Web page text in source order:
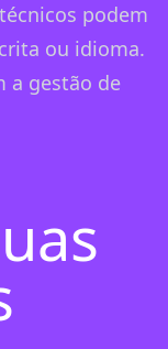
podem
ou idioma.
a gestão de